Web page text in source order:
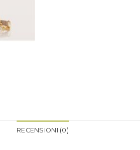
RECENSIONI (0)